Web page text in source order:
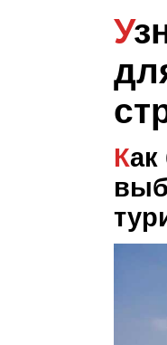
Узнайте о безопасности
Как безопасность влияет на